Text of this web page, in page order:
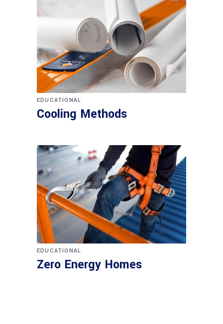
EDUCATIONAL
Cooling Methods
EDUCATIONAL
Zero Energy Homes